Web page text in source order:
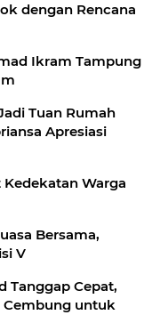
dengan Rencana
Ikram Tampung
Tuan Rumah
Apresiasi
Warga
Bersama,
V
Tanggap Cepat,
Cembung untuk